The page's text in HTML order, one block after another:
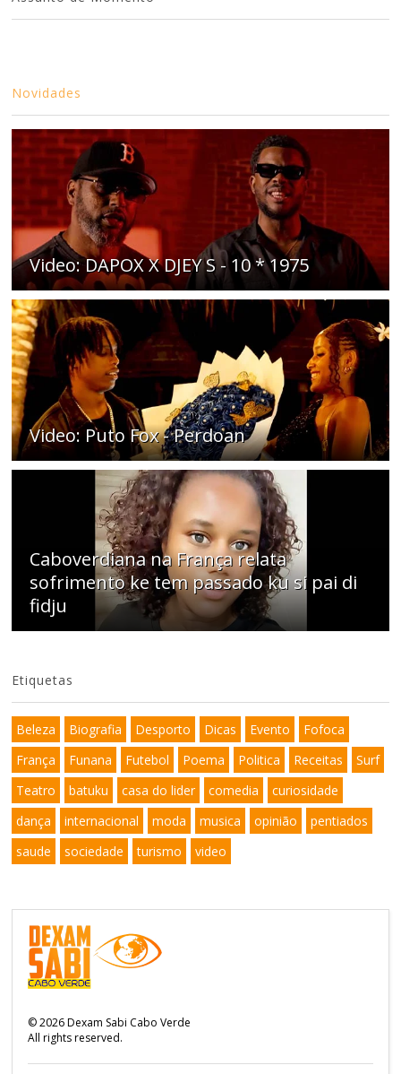
Novidades
Video: DAPOX X DJEY S - 10 * 1975
Video: Puto Fox - Perdoan
Caboverdiana na França relata
sofrimento ke tem passado ku si pai di
fidju
Etiquetas
Beleza Biografia Desporto Dicas Evento
Fofoca
França
Funana Futebol Poema Politica Receitas
Surf
Teatro
batuku casa do lider comedia
curiosidade
dança
internacional moda musica opinião
pentiados
saude
sociedade turismo video
©2026Dexam Sabi Cabo Verde
All rights reserved.